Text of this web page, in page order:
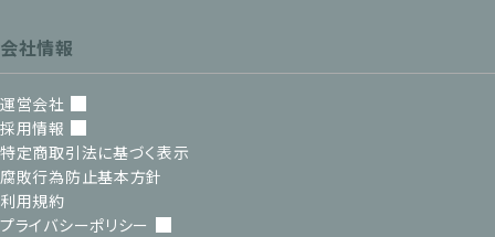
会社情報
運営会社
採用情報
特定商取引法に基づく表示
腐敗行為防止基本方針
利用規約
プライバシーポリシー